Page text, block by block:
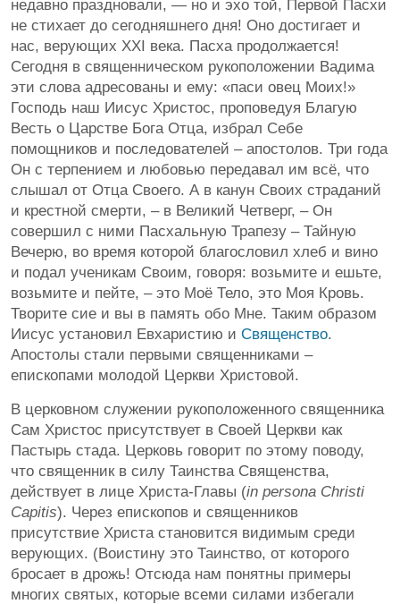
недавно праздновали, — но и эхо той, Первой Пасхи
не стихает до сегодняшнего дня! Оно достигает и
нас, верующих XXI века. Пасха продолжается!
Сегодня в священническом рукоположении Вадима
эти слова адресованы и ему: «паси овец Моих!»
Господь наш Иисус Христос, проповедуя Благую
Весть о Царстве Бога Отца, избрал Себе
помощников и последователей – апостолов. Три года
Он с терпением и любовью передавал им всё, что
слышал от Отца Своего. А в канун Своих страданий
и крестной смерти, – в Великий Четверг, – Он
совершил с ними Пасхальную Трапезу – Тайную
Вечерю, во время которой благословил хлеб и вино
и подал ученикам Своим, говоря: возьмите и ешьте,
возьмите и пейте, – это Моё Тело, это Моя Кровь.
Творите сие и вы в память обо Мне. Таким образом
Иисус установил Евхаристию и Священство.
Апостолы стали первыми священниками –
епископами молодой Церкви Христовой.
В церковном служении рукоположенного священника
Сам Христос присутствует в Своей Церкви как
Пастырь стада. Церковь говорит по этому поводу,
что священник в силу Таинства Священства,
действует в лице Христа-Главы (in persona Christi
Capitis). Через епископов и священников
присутствие Христа становится видимым среди
верующих. (Воистину это Таинство, от которого
бросает в дрожь! Отсюда нам понятны примеры
многих святых, которые всеми силами избегали